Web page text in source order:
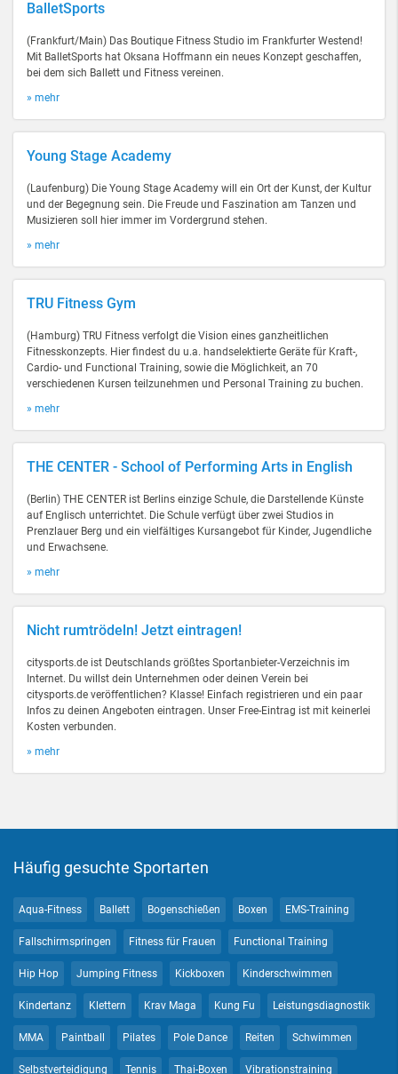
BalletSports
(Frankfurt/Main) Das Boutique Fitness Studio im Frankfurter Westend!
Mit BalletSports hat Oksana Hoffmann ein neues Konzept geschaffen,
bei dem sich Ballett und Fitness vereinen.
» mehr
Young Stage Academy
(Laufenburg) Die Young Stage Academy will ein Ort der Kunst, der Kultur
und der Begegnung sein. Die Freude und Faszination am Tanzen und
Musizieren soll hier immer im Vordergrund stehen.
» mehr
TRU Fitness Gym
(Hamburg) TRU Fitness verfolgt die Vision eines ganzheitlichen
Fitnesskonzepts. Hier findest du u.a. handselektierte Geräte für Kraft-,
Cardio- und Functional Training, sowie die Möglichkeit, an 70
verschiedenen Kursen teilzunehmen und Personal Training zu buchen.
» mehr
THE CENTER - School of Performing Arts in English
(Berlin) THE CENTER ist Berlins einzige Schule, die Darstellende Künste
auf Englisch unterrichtet. Die Schule verfügt über zwei Studios in
Prenzlauer Berg und ein vielfältiges Kursangebot für Kinder, Jugendliche
und Erwachsene.
» mehr
Nicht rumtrödeln! Jetzt eintragen!
citysports.de ist Deutschlands größtes Sportanbieter-Verzeichnis im
Internet. Du willst dein Unternehmen oder deinen Verein bei
citysports.de veröffentlichen? Klasse! Einfach registrieren und ein paar
Infos zu deinen Angeboten eintragen. Unser Free-Eintrag ist mit keinerlei
Kosten verbunden.
» mehr
Häufig gesuchte Sportarten
Aqua-Fitness Ballett Bogenschießen Boxen EMS-Training
Fallschirmspringen Fitness für Frauen Functional Training
Hip Hop Jumping Fitness Kickboxen Kinderschwimmen
Kindertanz Klettern Krav Maga Kung Fu Leistungsdiagnostik
MMA Paintball Pilates Pole Dance Reiten Schwimmen
Selbstverteidigung Tennis Thai-Boxen Vibrationstraining